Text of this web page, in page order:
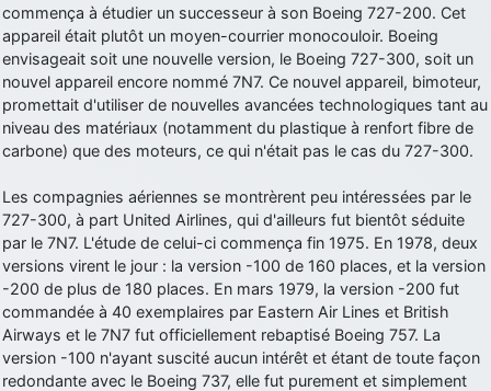
d9pouces : Malheureusement nonun peu trop loin pour moi !
fox_50: Bonjour, certains parmis vous étaient-ils présent au
meeting de Lann Bihoué de 2026 ?
cachée dans les pins: Coucou et excellente année 2026 à tous et
au site!
jericho: Bonne année et tous mes meilleurs voeux à tous pour
little boy : je vous souhaite un bon réveillon pour cette nouvelle
année!
jericho: Merci D9pouces, à mon tour de souhaiter un Joyeux Noël
et de bonnes fêtes de fin d'année.
d9pouces: Joyeux Noël à tous !
d9pouces: mais tu peux tenter l'un des rares lycées militaires
comme le Prytanée dans la Sarthe, ça ne peut pas faire de mal !
commença à étudier un successeur à son Boeing 727-200. Cet
appareil était plutôt un moyen-courrier monocouloir. Boeing
envisageait soit une nouvelle version, le Boeing 727-300, soit un
nouvel appareil encore nommé 7N7. Ce nouvel appareil, bimoteur,
promettait d'utiliser de nouvelles avancées technologiques tant au
niveau des matériaux (notamment du plastique à renfort fibre de
carbone) que des moteurs, ce qui n'était pas le cas du 727-300.
Les compagnies aériennes se montrèrent peu intéressées par le
727-300, à part United Airlines, qui d'ailleurs fut bientôt séduite
par le 7N7. L'étude de celui-ci commença fin 1975. En 1978, deux
versions virent le jour : la version -100 de 160 places, et la version
-200 de plus de 180 places. En mars 1979, la version -200 fut
commandée à 40 exemplaires par Eastern Air Lines et British
Airways et le 7N7 fut officiellement rebaptisé Boeing 757. La
version -100 n'ayant suscité aucun intérêt et étant de toute façon
redondante avec le Boeing 737, elle fut purement et simplement